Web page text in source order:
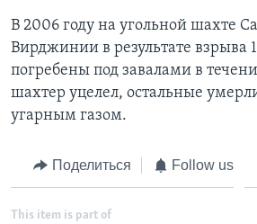
В 2006 году на угольной шахте
Вирджинии в результате взрыва
погребены под завалами в
шахтер уцелел, остальные
угарным газом.
Поделиться Follow us
This item is part of